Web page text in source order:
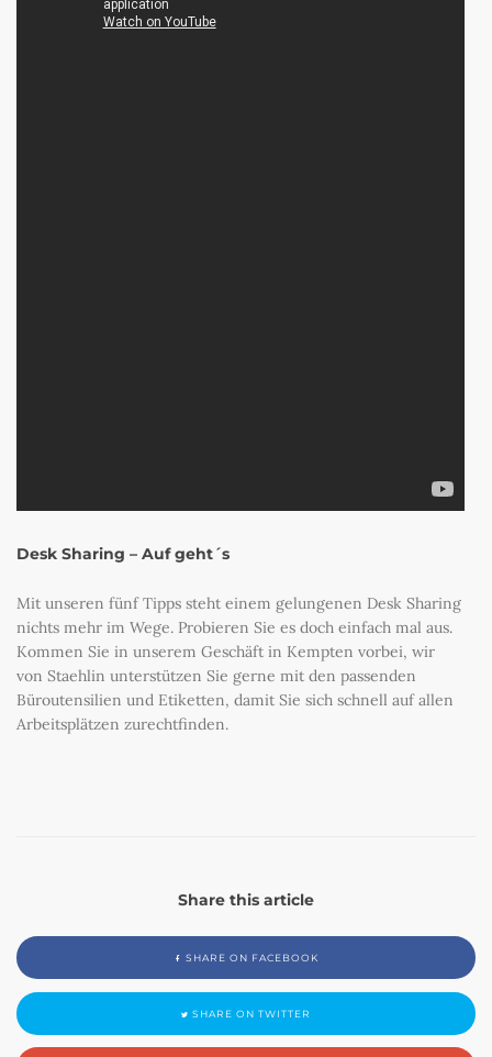
Desk Sharing – Auf geht´s
Mit unseren fünf Tipps steht einem gelungenen Desk Sharing
nichts mehr im Wege. Probieren Sie es doch einfach mal aus.
Kommen Sie in unserem Geschäft in Kempten vorbei, wir
von Staehlin unterstützen Sie gerne mit den passenden
Büroutensilien und Etiketten, damit Sie sich schnell auf allen
Arbeitsplätzen zurechtfinden.
Share this article
SHARE ON FACEBOOK
SHARE ON TWITTER